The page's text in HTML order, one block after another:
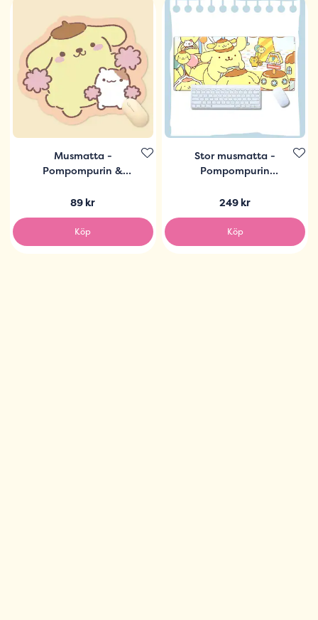
Musmatta -
Pompompurin &
89 kr
Köp
Stor musmatta -
Pompompurin
249 kr
Köp